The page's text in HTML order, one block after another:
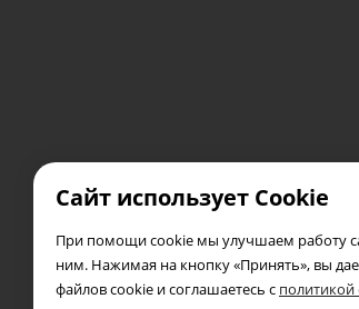
2019 - 2026 © AUTOFIX.BY
Частное предприятие «Автосэлф»,
Сайт использует Cookie
При помощи cookie мы улучшаем работу
ним. Нажимая на кнопку «Принять», вы
файлов cookie и соглашаетесь с